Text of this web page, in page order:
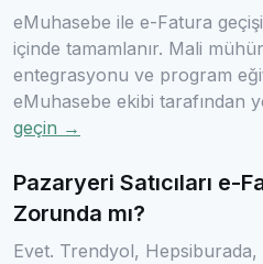
eMuhasebe ile e-Fatura
içinde tamamlanır. Mali
entegrasyonu ve program
eMuhasebe ekibi tarafından
geçin →
Pazaryeri Satıcıları e-
Zorunda mı?
Evet. Trendyol,